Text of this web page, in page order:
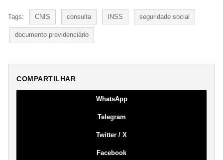
Tags: CNIS consulta INSS seguridade social
documento previdenciário
COMPARTILHAR
WhatsApp
Telegram
Twitter / X
Facebook